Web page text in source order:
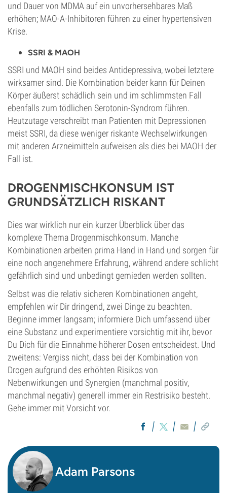
und Dauer von MDMA auf ein unvorhersehbares Maß
erhöhen; MAO-A-Inhibitoren führen zu einer hypertensiven
Krise.
SSRI & MAOH
SSRI und MAOH sind beides Antidepressiva, wobei letztere
wirksamer sind. Die Kombination beider kann für Deinen
Körper äußerst schädlich sein und im schlimmsten Fall
ebenfalls zum tödlichen Serotonin-Syndrom führen.
Heutzutage verschreibt man Patienten mit Depressionen
meist SSRI, da diese weniger riskante Wechselwirkungen
mit anderen Arzneimitteln aufweisen als dies bei MAOH der
Fall ist.
DROGENMISCHKONSUM IST
GRUNDSÄTZLICH RISKANT
Dies war wirklich nur ein kurzer Überblick über das
komplexe Thema Drogenmischkonsum. Manche
Kombinationen arbeiten prima Hand in Hand und sorgen für
eine noch angenehmere Erfahrung, während andere schlicht
gefährlich sind und unbedingt gemieden werden sollten.
Selbst was die relativ sicheren Kombinationen angeht,
empfehlen wir Dir dringend, zwei Dinge zu beachten.
Beginne immer langsam; informiere Dich umfassend über
eine Substanz und experimentiere vorsichtig mit ihr, bevor
Du Dich für die Einnahme höherer Dosen entscheidest. Und
zweitens: Vergiss nicht, dass bei der Kombination von
Drogen aufgrund des erhöhten Risikos von
Nebenwirkungen und Synergien (manchmal positiv,
manchmal negativ) generell immer ein Restrisiko besteht.
Gehe immer mit Vorsicht vor.
Adam Parsons